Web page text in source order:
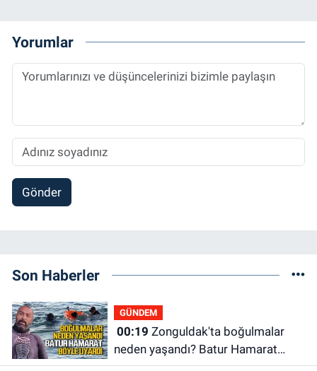
Yorumlar
Gönder
Son Haberler
GÜNDEM
00:19
neden yaşandı? Batur Hamarat
böyle uyardı!